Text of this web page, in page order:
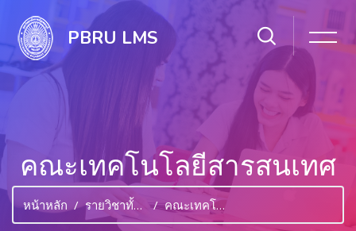
PBRU LMS
คณะเทคโนโลยีสารสนเทศ
หน้าหลัก รายวิชาทั้งหมด คณะเทคโนโลยีสารสนเทศ